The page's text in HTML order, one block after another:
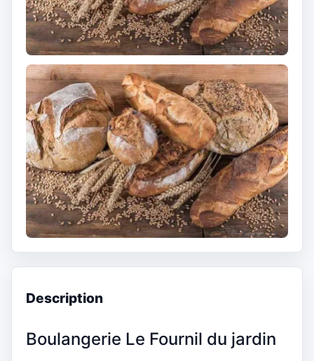
Description
Boulangerie Le Fournil du jardin